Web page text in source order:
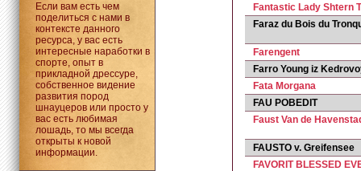
Если вам есть чем
поделиться с нами в
контексте данного
ресурса, у вас есть
интересные наработки в
спорте, опыт в
прикладной дрессуре,
собственное видение
развития пород
шнауцеров или просто у
вас есть любимая
лошадь, то мы всегда
открыты к новой
информации.
Fantastic Lady Shtern
Faraz du Bois du
Farengent
Farro Young iz
Fata Morgana
FAU POBEDIT
Faust Van de
FAUSTO v. Greifensee
FAVORIT BLESSED